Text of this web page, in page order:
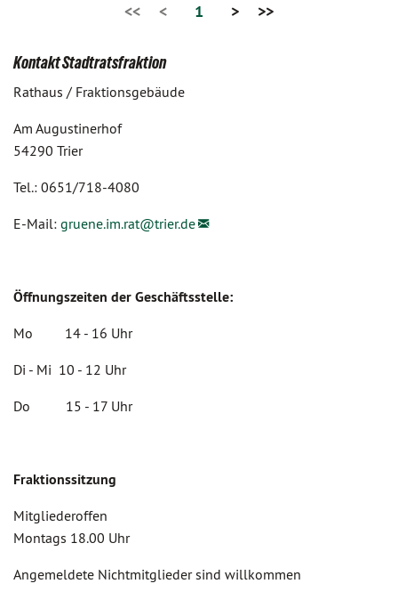
<< < 1 > >>
Kontakt Stadtratsfraktion
Rathaus / Fraktionsgebäude
Am Augustinerhof
54290 Trier
Tel.: 0651/718-4080
E-Mail: gruene.im.rat@trier.de
Öffnungszeiten der Geschäftsstelle:
Mo 14 - 16 Uhr
Di - Mi 10 - 12 Uhr
Do 15 - 17 Uhr
Fraktionssitzung
Mitgliederoffen
Montags 18.00 Uhr
Angemeldete Nichtmitglieder sind willkommen